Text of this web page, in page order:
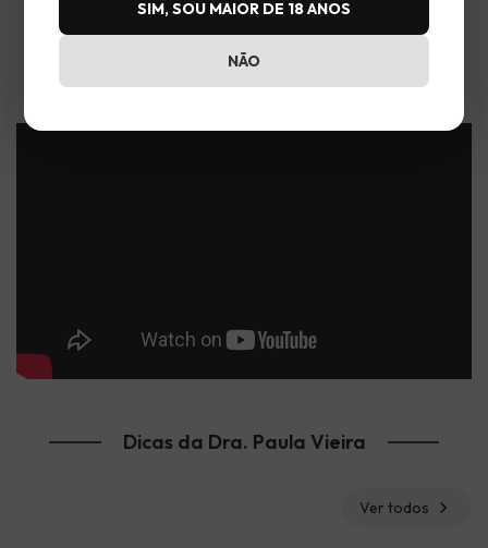
SIM, SOU MAIOR DE 18 ANOS
NÃO
Vem conhecer a Desfrut
Dicas da Dra. Paula Vieira
Ver todos chevron_right